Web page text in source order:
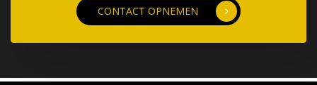
CONTACT OPNEMEN